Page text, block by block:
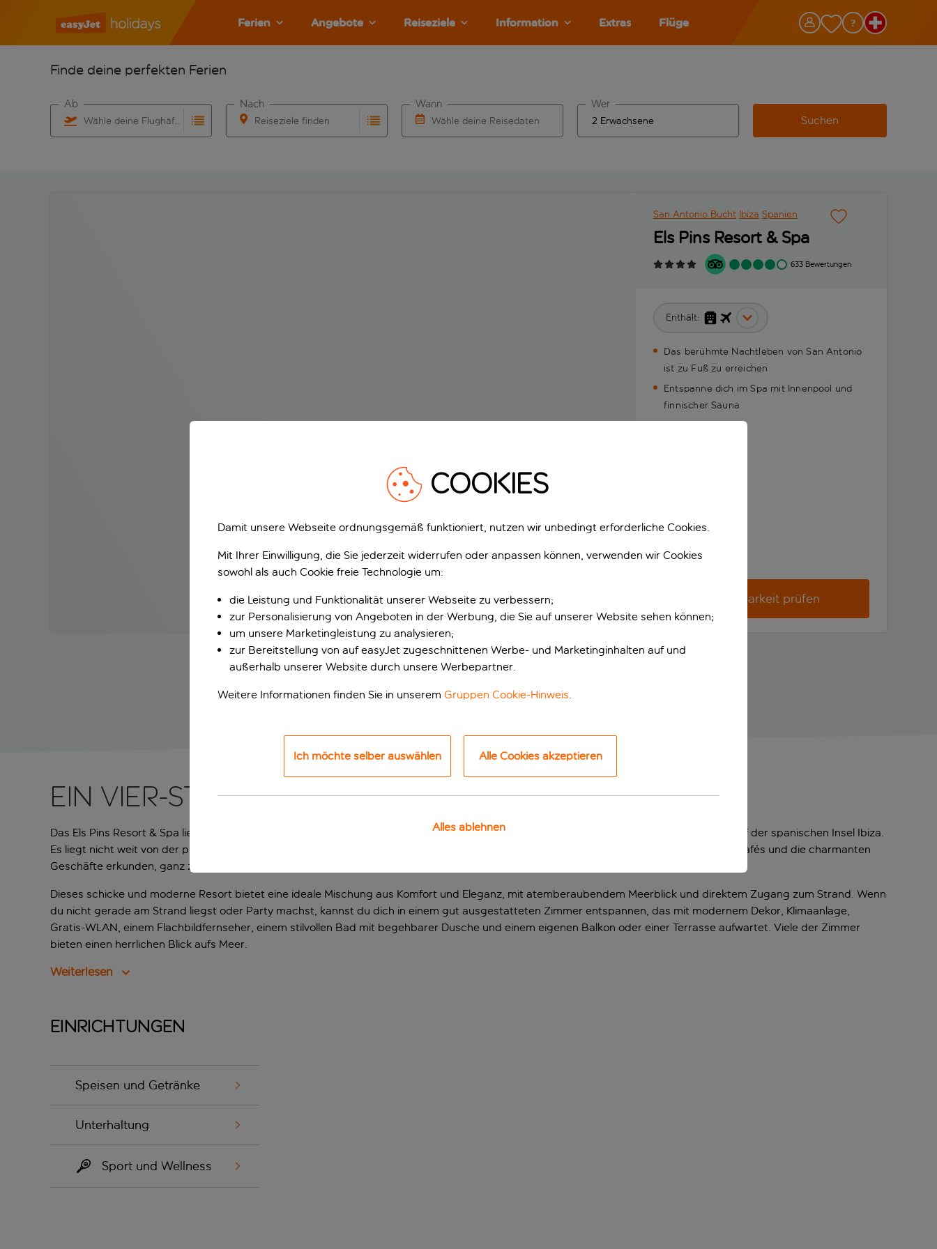
Ferien Angebote Reiseziele Information Extras Flüge
Finde deine perfekten Ferien
Wähle deine Flughäfen
Ab
Reiseziele finden
Nach
Wähle deine Reisedaten
Wann Wer
Suchen
San Antonio Bucht Ibiza Spanien
Els Pins Resort & Spa
633 Bewertungen
Enthält:
Das berühmte Nachtleben von San Antonio
ist zu Fuß zu erreichen
Entspanne dich im Spa mit Innenpool und
finnischer Sauna
Verfügbarkeit prüfen
Ein Vier-Sterne-Spa-Hotel
Das Els Pins Resort & Spa liegt versteckt an der malerischen Küste der Bucht von San Antonio und bietet einen luxuriösen Rückzugsort auf der spanischen Insel Ibiza.
Es liegt nicht weit von der pulsierenden Stadt San Antonio entfernt und du kannst ganz einfach das berühmte Nachtleben, die schicken Cafés und die charmanten
Geschäfte erkunden, ganz zu schweigen von den verschiedenen Stränden entlang der Küste.
Dieses schicke und moderne Resort bietet eine ideale Mischung aus Komfort und Eleganz, mit atemberaubendem Meerblick und direktem Zugang zum Strand. Wenn
du nicht gerade am Strand liegst oder Party machst, kannst du dich in einem gut ausgestatteten Zimmer entspannen, das mit modernem Dekor, Klimaanlage,
Gratis-WLAN, einem Flachbildfernseher, einem stilvollen Bad mit begehbarer Dusche und einem eigenen Balkon oder einer Terrasse aufwartet. Viele der Zimmer
bieten einen herrlichen Blick aufs Meer.
Weiterlesen
Einrichtungen
Speisen und Getränke
Unterhaltung
Sport und Wellness
COOKIES
Damit unsere Webseite ordnungsgemäß funktioniert, nutzen wir unbedingt erforderliche Cookies.
Mit Ihrer Einwilligung, die Sie jederzeit widerrufen oder anpassen können, verwenden wir Cookies
sowohl als auch Cookie freie Technologie um:
die Leistung und Funktionalität unserer Webseite zu verbessern;
zur Personalisierung von Angeboten in der Werbung, die Sie auf unserer Website sehen können;
um unsere Marketingleistung zu analysieren;
zur Bereitstellung von auf easyJet zugeschnittenen Werbe- und Marketinginhalten auf und
außerhalb unserer Website durch unsere Werbepartner.
Weitere Informationen finden Sie in unserem Gruppen Cookie-Hinweis.
Ich möchte selber auswählen Alle Cookies akzeptieren
Alles ablehnen